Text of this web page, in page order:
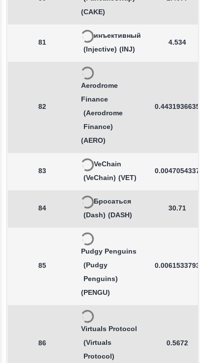
(CAKE)
81
инъективный
(Injective) (INJ)
4.534
82
Aerodrome
Finance
(Aerodrome
Finance)
(AERO)
0.4431936635
83
VeChain
(VeChain) (VET)
0.0047054337
84
Бросаться
(Dash) (DASH)
30.71
85
Pudgy Penguins
(Pudgy
Penguins)
(PENGU)
0.0061533793
86
Virtuals Protocol
(Virtuals
Protocol)
0.5672